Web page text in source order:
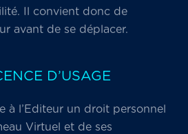
Il convient donc de
avant de se déplacer.
D’USAGE
à l’Editeur un droit personnel
Virtuel et de ses